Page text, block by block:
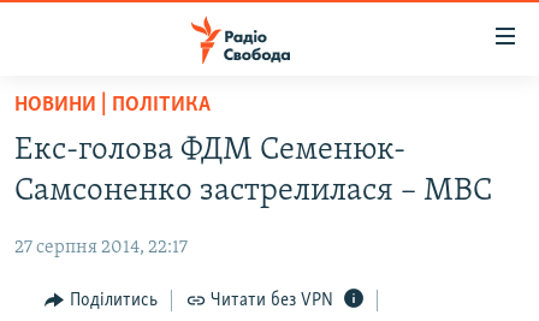
Перейти
основного
матеріалу
до
навігації
ПОЛІТИКА
ЕКОНОМІКА
ВІЙНА
РОСІЙСЬКА «ФІЛЬТРАЦІЯ»
НОВИНИ | ПОЛІТИКА
Екс-голова ФДМ Семенюк-
Самсоненко застрелилася – МВС
27 серпня 2014, 22:17
Поділитись Читати без VPN